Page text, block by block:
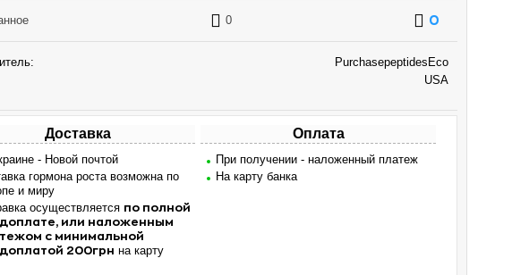
0 0
PurchasepeptidesEco
USA
Доставка
- Новой почтой
гормона роста возможна по
и миру
осуществляется по полной
или наложенным
с минимальной
200грн на карту
Оплата
При получении - наложенный платеж
На карту банка